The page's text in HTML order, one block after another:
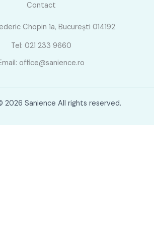
Contact
Chopin 1a, București 014192
Tel: 021 233 9660
office@sanience.ro
2026 Sanience All rights reserved.